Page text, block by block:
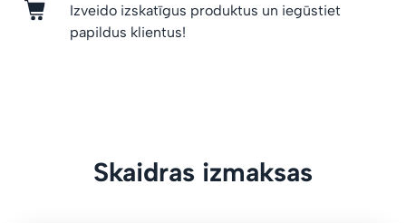
Izveido izskatīgus produktus un iegūstiet
papildus klientus!
Skaidras izmaksas